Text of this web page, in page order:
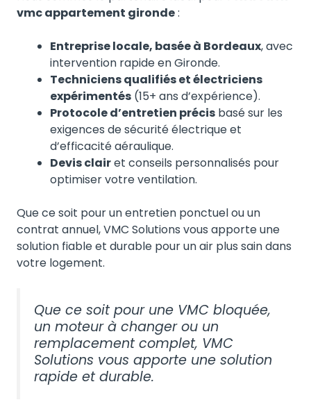
vmc appartement gironde:
Entreprise locale, basée à Bordeaux, avec
intervention rapide en Gironde.
Techniciens qualifiés et électriciens
expérimentés (15+ ans d’expérience).
Protocole d’entretien précis basé sur les
exigences de sécurité électrique et
d’efficacité aéraulique.
Devis clairet conseils personnalisés pour
optimiser votre ventilation.
Que ce soit pour un entretien ponctuel ou un
contrat annuel, VMC Solutions vous apporte une
solution fiable et durable pour un air plus sain dans
votre logement.
Que ce soit pour une VMC bloquée,
un moteur à changer ou un
remplacement complet, VMC
Solutions vous apporte une solution
rapide et durable.